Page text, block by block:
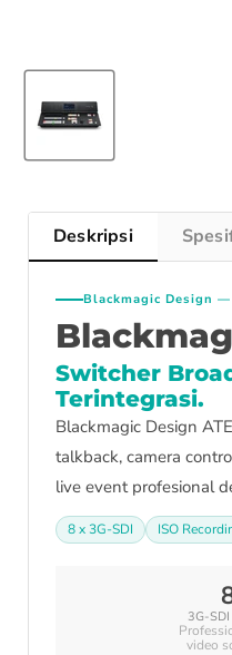
Deskripsi
Blackmagic Design
Switcher
Terintegrasi.
Blackmagic Design
talkback, camera
live event profesional
8 x 3G-SDI ISO
3G-
video